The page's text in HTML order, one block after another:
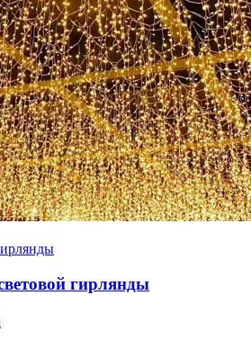
гирлянды